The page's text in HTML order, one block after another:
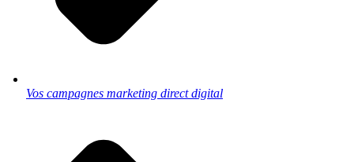
Vos campagnes marketing direct digital